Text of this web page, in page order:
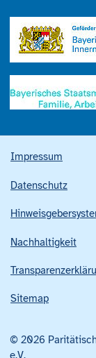
Impressum
Datenschutz
Nachhaltigkeit
Sitemap
© 2026
e.V.